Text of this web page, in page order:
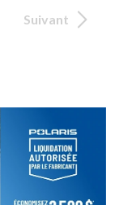
Suivant